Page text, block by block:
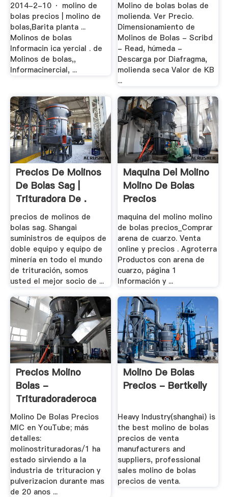
2014-2-10 · molino de
bolas precios | molino de
bolas,Barita planta ...
Molinos de bolas
Informacin ica yercial . de
Molinos de bolas,,
Informacinercial, ...
Molino de bolas bolas de
molienda. Ver Precio.
Dimensionamiento de
Molinos de Bolas - Scribd
- Read, húmeda -
Descarga por Diafragma,
molienda seca Valor de KB
...
Precios De Molinos
De Bolas Sag |
Trituradora De .
precios de molinos de
bolas sag. Shangai
suministros de equipos de
doble equipo y equipo de
minería en todo el mundo
de trituración, somos
usted el mejor socio de ...
Maquina Del Molino
Molino De Bolas
Precios
maquina del molino molino
de bolas precios_Comprar
arena de cuarzo. Venta
online y precios . Agroterra
Productos con arena de
cuarzo, página 1
Información y ...
Precios Molino
Bolas -
Trituradoraderoca
Molino De Bolas Precios
MIC en YouTube; más
detalles:
molinostrituradoras/1 ha
estado sirviendo a la
industria de trituracion y
pulverizacion durante mas
de 20 anos ...
Molino De Bolas
Precios - Bertkelly
Heavy Industry(shanghai) is
the best molino de bolas
precios de venta
manufacturers and
suppliers, professional
sales molino de bolas
precios de venta.